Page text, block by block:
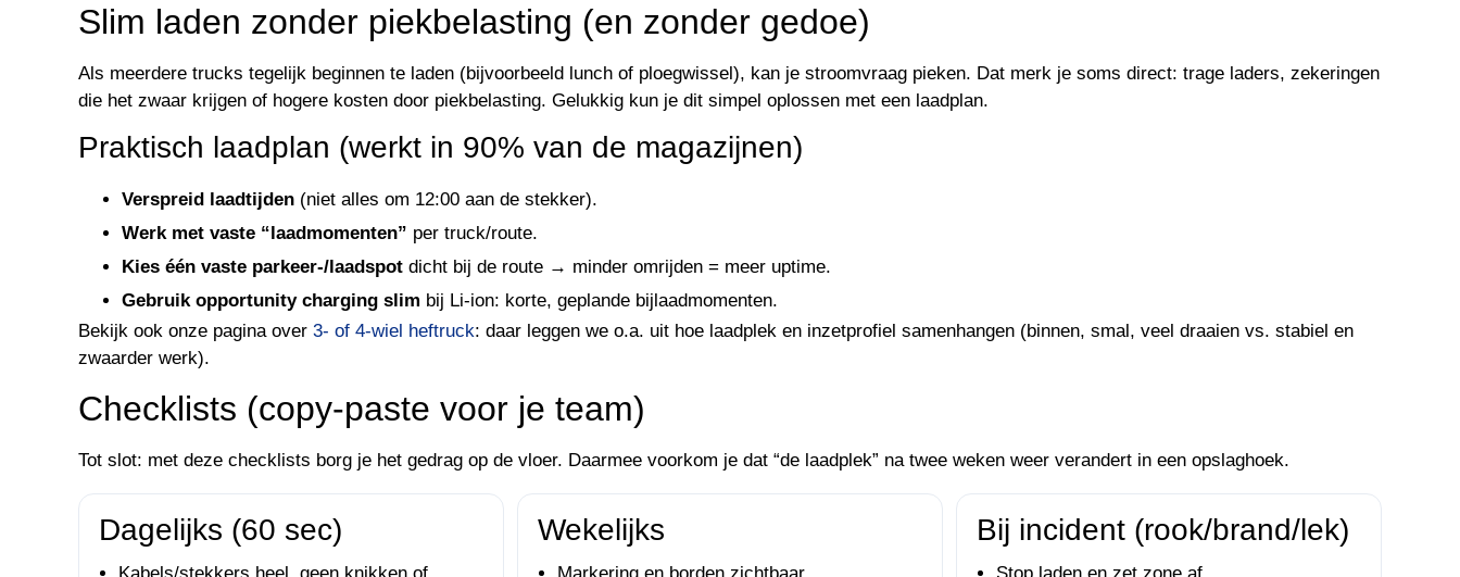
Slim laden zonder piekbelasting (en zonder gedoe)
Als meerdere trucks tegelijk beginnen te laden (bijvoorbeeld lunch of ploegwissel), kan je stroomvraag pieken. Dat merk je soms direct: trage laders, zekeringen
die het zwaar krijgen of hogere kosten door piekbelasting. Gelukkig kun je dit simpel oplossen met een laadplan.
Praktisch laadplan (werkt in 90% van de magazijnen)
Verspreid laadtijden (niet alles om 12:00 aan de stekker).
Werk met vaste “laadmomenten” per truck/route.
Kies één vaste parkeer-/laadspot dicht bij de route → minder omrijden = meer uptime.
Gebruik opportunity charging slim bij Li-ion: korte, geplande bijlaadmomenten.
Bekijk ook onze pagina over 3- of 4-wiel heftruck: daar leggen we o.a. uit hoe laadplek en inzetprofiel samenhangen (binnen, smal, veel draaien vs. stabiel en
zwaarder werk).
Checklists (copy-paste voor je team)
Tot slot: met deze checklists borg je het gedrag op de vloer. Daarmee voorkom je dat “de laadplek” na twee weken weer verandert in een opslaghoek.
Dagelijks (60 sec) Wekelijks Bij incident (rook/brand/lek)